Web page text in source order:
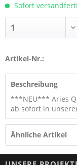
Sofort
Artikel-Nr.:
Beschreibung
***NEU*** Aries
ab sofort in
Ähnliche Artikel